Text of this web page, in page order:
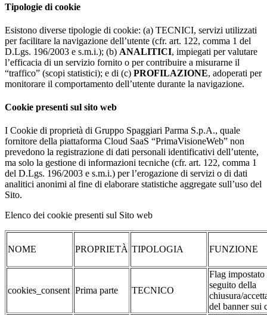
Tipologie di cookie
Esistono diverse tipologie di cookie: (a) TECNICI, servizi utilizzati
per facilitare la navigazione dell’utente (cfr. art. 122, comma 1 del
D.Lgs. 196/2003 e s.m.i.); (b) ANALITICI, impiegati per valutare
l’efficacia di un servizio fornito o per contribuire a misurarne il
“traffico” (scopi statistici); e di (c) PROFILAZIONE, adoperati per
monitorare il comportamento dell’utente durante la navigazione.
Cookie presenti sul sito web
I Cookie di proprietà di Gruppo Spaggiari Parma S.p.A., quale
fornitore della piattaforma Cloud SaaS “PrimaVisioneWeb” non
prevedono la registrazione di dati personali identificativi dell’utente,
ma solo la gestione di informazioni tecniche (cfr. art. 122, comma 1
del D.Lgs. 196/2003 e s.m.i.) per l’erogazione di servizi o di dati
analitici anonimi al fine di elaborare statistiche aggregate sull’uso del
Sito.
Elenco dei cookie presenti sul Sito web
NOME PROPRIETÀ TIPOLOGIA FUNZIONE
cookies_consent Prima parte TECNICO
Flag impostato
seguito della
chiusura/
del banner sui